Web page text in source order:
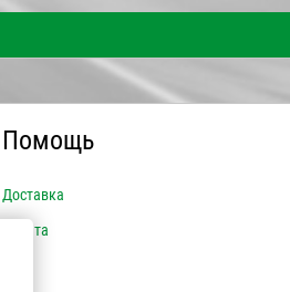
Помощь
Доставка
Оплата